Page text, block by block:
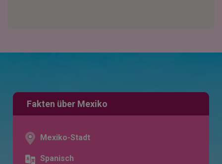
Fakten über Mexiko
Mexiko-Stadt
Spanisch